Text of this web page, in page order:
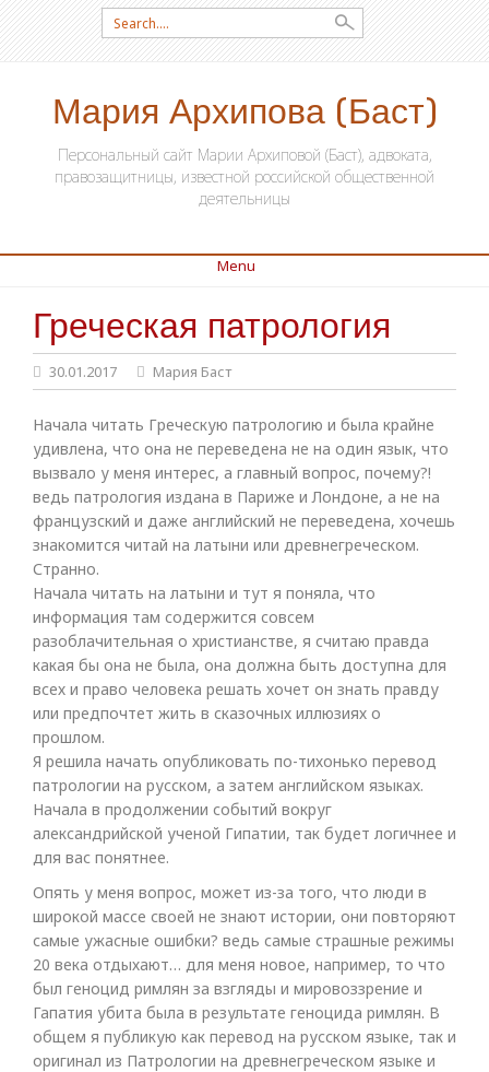
Search for:
Мария Архипова (Баст)
Персональный сайт Марии Архиповой (Баст), адвоката,
правозащитницы, известной российской общественной
деятельницы
Menu
SKIP TO CONTENT
Греческая патрология
30.01.2017 Мария Баст
Начала читать Греческую патрологию и была крайне
удивлена, что она не переведена не на один язык, что
вызвало у меня интерес, а главный вопрос, почему?!
ведь патрология издана в Париже и Лондоне, а не на
французский и даже английский не переведена, хочешь
знакомится читай на латыни или древнегреческом.
Странно.
Начала читать на латыни и тут я поняла, что
информация там содержится совсем
разоблачительная о христианстве, я считаю правда
какая бы она не была, она должна быть доступна для
всех и право человека решать хочет он знать правду
или предпочтет жить в сказочных иллюзиях о
прошлом.
Я решила начать опубликовать по-тихонько перевод
патрологии на русском, а затем английском языках.
Начала в продолжении событий вокруг
александрийской ученой Гипатии, так будет логичнее и
для вас понятнее.
Опять у меня вопрос, может из-за того, что люди в
широкой массе своей не знают истории, они повторяют
самые ужасные ошибки? ведь самые страшные режимы
20 века отдыхают… для меня новое, например, то что
был геноцид римлян за взгляды и мировоззрение и
Гапатия убита была в результате геноцида римлян. В
общем я публикую как перевод на русском языке, так и
оригинал из Патрологии на древнегреческом языке и